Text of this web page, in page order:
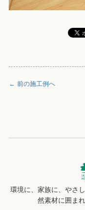
← 前の施工例へ
環境に、家族に、やさ
然素材に囲ま